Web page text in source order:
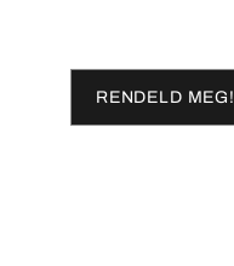
RENDELD MEG!